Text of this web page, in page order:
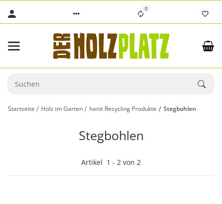
0
Startseite Holz im Garten hanit Recycling Produkte Stegbohlen
Stegbohlen
Artikel 1 - 2 von 2